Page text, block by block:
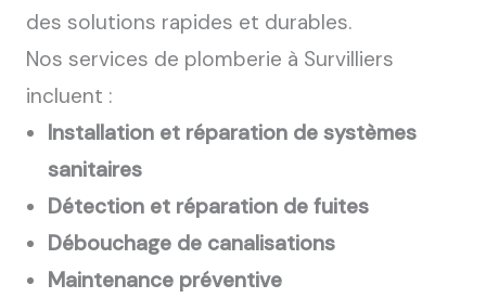
des solutions rapides et durables.
Nos services de plomberie à Survilliers
incluent :
Installation et réparation de systèmes
sanitaires
Détection et réparation de fuites
Débouchage de canalisations
Maintenance préventive